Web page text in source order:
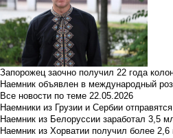
Запорожец заочно получил 22 года
Наемник объявлен в международный
Все новости по теме 22.05.2026
Наемники из Грузии и Сербии
Наемник из Белоруссии заработал 3,5
Наемник из Хорватии получил более